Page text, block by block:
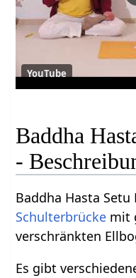
YouTube
Baddha
-
Baddha Hasta
Schulterbrücke mit
verschränkten
Es gibt